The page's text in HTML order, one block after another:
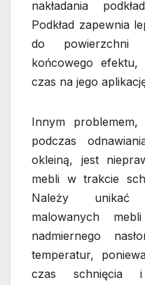
nakładania
Podkład zapewnia
do powierzchni
końcowego
czas na jego
Innym
podczas
okleiną, jest
mebli w trakcie
Należy unikać
malowanych
nadmiernego
temperatur,
czas schnięcia i